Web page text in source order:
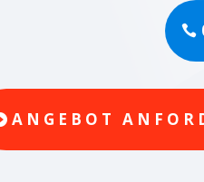
ANGEBOT